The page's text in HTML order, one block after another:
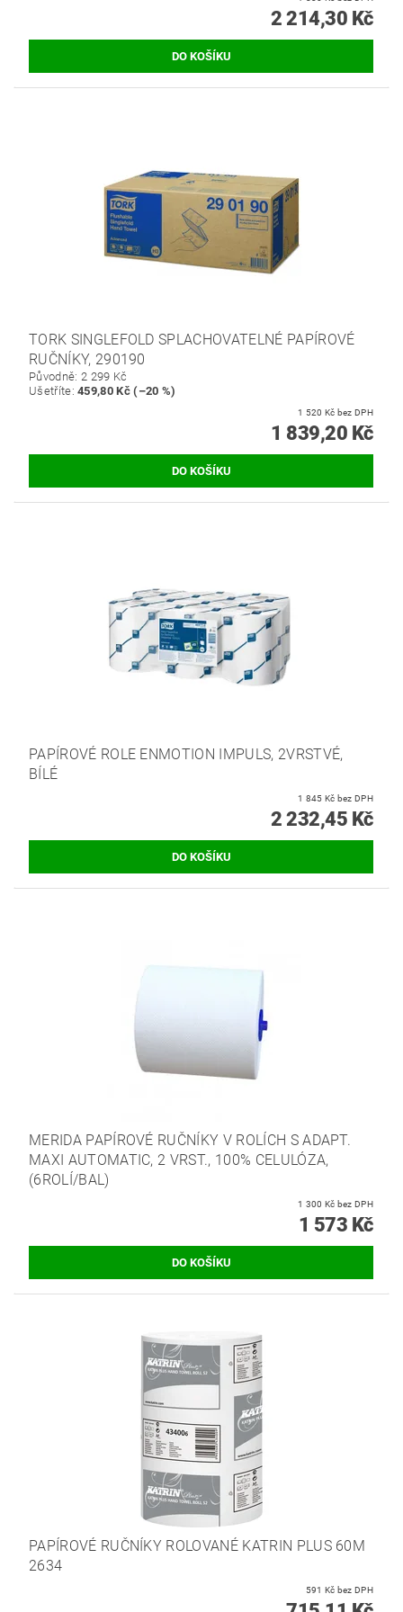
2 214,30 Kč
TORK SINGLEFOLD SPLACHOVATELNÉ PAPÍROVÉ
RUČNÍKY, 290190
Původně: 2 299 Kč
Ušetříte:459,80 Kč (–20 %)
1 520 Kč bez DPH
1 839,20 Kč
PAPÍROVÉ ROLE ENMOTION IMPULS, 2VRSTVÉ,
BÍLÉ
1 845 Kč bez DPH
2 232,45 Kč
MERIDA PAPÍROVÉ RUČNÍKY V ROLÍCH S ADAPT.
MAXI AUTOMATIC, 2 VRST., 100% CELULÓZA,
(6ROLÍ/BAL)
1 300 Kč bez DPH
1 573 Kč
PAPÍROVÉ RUČNÍKY ROLOVANÉ KATRIN PLUS 60M
2634
591 Kč bez DPH